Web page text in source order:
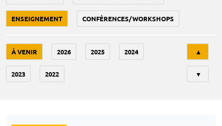
ENSEIGNEMENT CONFÉRENCES/WORKSHOPS
À VENIR 2026 2025 2024
2023 2022
▲
▼